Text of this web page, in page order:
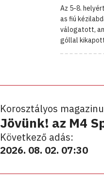
Az 5-8.
as fiú
válogatott,
góllal
Korosztályos
Jövünk! az M4
Következő adás:
2026. 08. 02. 07:30